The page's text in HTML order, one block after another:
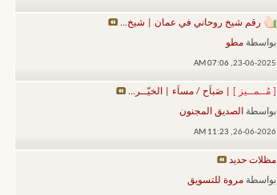
رقم شيخ روحاني في عمان | شيخ...
بواسطة مطو
23-06-2025,
07:06 AM
[ مُــمــيز ] | صَباَح / مساَء | الخيّــر...
بواسطة الصديق المجنون
26-06-2026,
11:23 AM
مظلات حديد
بواسطة مروة للتسويق